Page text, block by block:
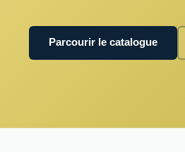
Parcourir le catalogue